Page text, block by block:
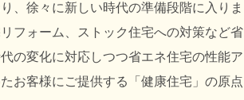
、徐々に新しい時代の準備段階に入り
フォーム、ストック住宅への対策など
の変化に対応しつつ省エネ住宅の性能
お客様にご提供する「健康住宅」の原